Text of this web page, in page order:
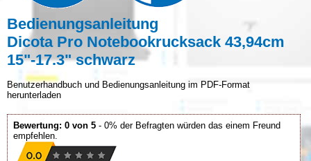
Bedienungsanleitung
Dicota Pro Notebookrucksack 43,94cm
15"-17.3" schwarz
Benutzerhandbuch und Bedienungsanleitung im PDF-Format
herunterladen
Bewertung: 0 von 5 - 0% der Befragten würden das einem Freund
empfehlen.